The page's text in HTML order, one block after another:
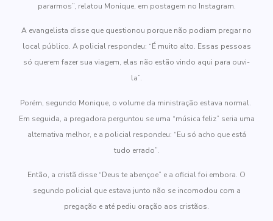
pararmos”, relatou Monique, em postagem no Instagram.
A evangelista disse que questionou porque não podiam pregar no
local público. A policial respondeu: “É muito alto. Essas pessoas
só querem fazer sua viagem, elas não estão vindo aqui para ouvi-
la”.
Porém, segundo Monique, o volume da ministração estava normal.
Em seguida, a pregadora perguntou se uma “música feliz” seria uma
alternativa melhor, e a policial respondeu: “Eu só acho que está
tudo errado”.
Então, a cristã disse “Deus te abençoe” e a oficial foi embora. O
segundo policial que estava junto não se incomodou com a
pregação e até pediu oração aos cristãos.